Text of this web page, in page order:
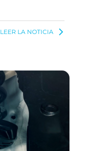
LEER LA NOTICIA